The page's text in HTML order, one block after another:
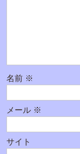
名前 ※
メール ※
サイト